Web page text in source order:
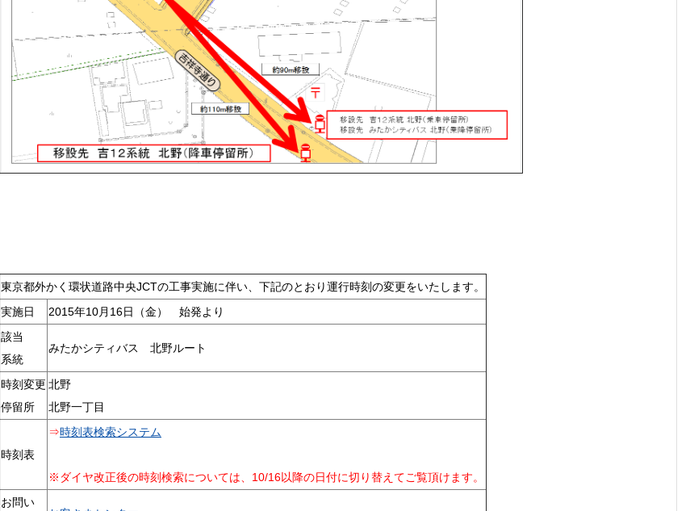
東京都外かく環状道路中央JCTの工事実施に伴い、下記のとおり運行時刻の変更をいたします。
実施日
2015年10月16日（金） 始発より
該当
系統
みたかシティバス 北野ルート
時刻変更
停留所
北野
北野一丁目
時刻表
⇒時刻表検索システム
※ダイヤ改正後の時刻検索については、10/16以降の日付に切り替えてご覧頂けます。
お問い